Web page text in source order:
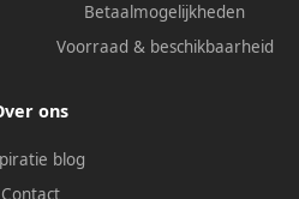
Betaalmogelijkheden
Voorraad & beschikbaarheid
ons
blog
Contact